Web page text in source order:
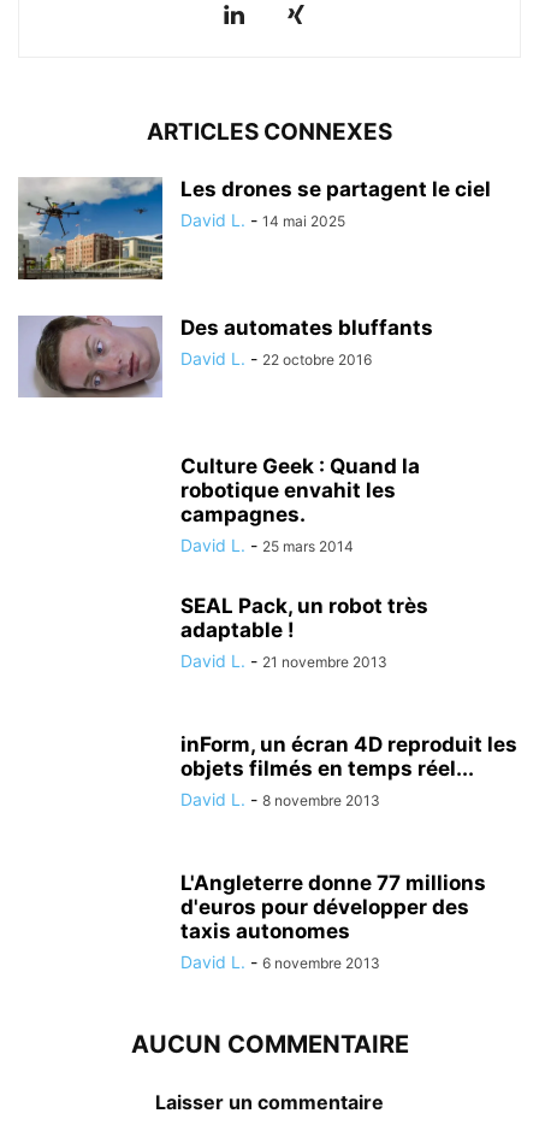
ARTICLES CONNEXES
Les drones se partagent le ciel
David L. - 14 mai 2025
Des automates bluffants
David L. - 22 octobre 2016
Culture Geek : Quand la
robotique envahit les
campagnes.
David L. - 25 mars 2014
SEAL Pack, un robot très
adaptable !
David L. - 21 novembre 2013
inForm, un écran 4D reproduit les
objets filmés en temps réel...
David L. - 8 novembre 2013
L'Angleterre donne 77 millions
d'euros pour développer des
taxis autonomes
David L. - 6 novembre 2013
AUCUN COMMENTAIRE
Laisser un commentaire